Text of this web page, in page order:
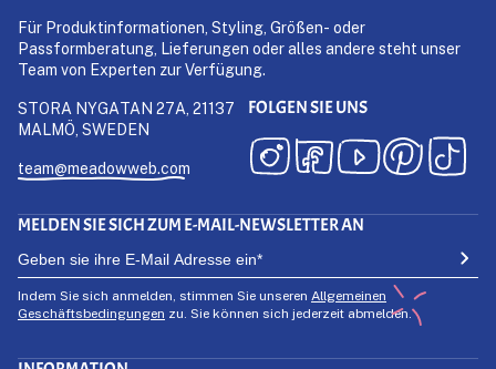
Für Produktinformationen, Styling, Größen- oder
Passformberatung, Lieferungen oder alles andere steht unser
Team von Experten zur Verfügung.
STORA NYGATAN 27A, 21137
MALMÖ, SWEDEN
team@meadowweb.com
FOLGEN SIE UNS
MELDEN SIE SICH ZUM E-MAIL-NEWSLETTER AN
Indem Sie sich anmelden, stimmen Sie unseren Allgemeinen
Geschäftsbedingungen zu. Sie können sich jederzeit abmelden.